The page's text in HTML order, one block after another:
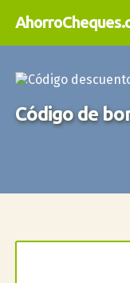
Código de